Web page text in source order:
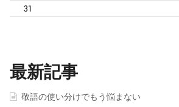
31
最新記事
敬語の使い分けでもう悩まない